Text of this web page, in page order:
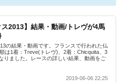
ス2013】結果・動画/トレヴが4馬
の結果・動画です。フランスで行われた仏
は1着：Treve(トレヴ)、2着：Chicquita、3
りました。レースの詳しい結果、動画をご
2019-06-06 22:25